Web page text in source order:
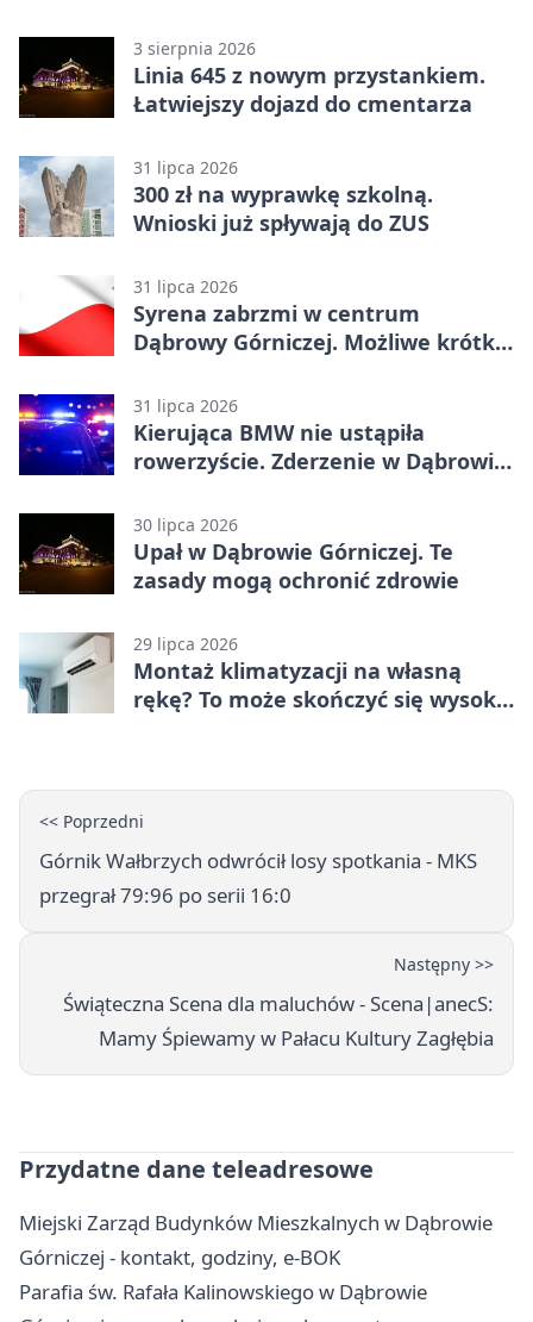
3 sierpnia 2026
Linia 645 z nowym przystankiem.
Łatwiejszy dojazd do cmentarza
31 lipca 2026
300 zł na wyprawkę szkolną.
Wnioski już spływają do ZUS
31 lipca 2026
Syrena zabrzmi w centrum
Dąbrowy Górniczej. Możliwe krótkie
31 lipca 2026
Kierująca BMW nie ustąpiła
rowerzyście. Zderzenie w Dąbrowie
30 lipca 2026
Upał w Dąbrowie Górniczej. Te
zasady mogą ochronić zdrowie
29 lipca 2026
Montaż klimatyzacji na własną
rękę? To może skończyć się wysoką
<< Poprzedni
Górnik Wałbrzych odwrócił losy spotkania - MKS
przegrał 79:96 po serii 16:0
Następny >>
Świąteczna Scena dla maluchów - Scena|anecS:
Mamy Śpiewamy w Pałacu Kultury Zagłębia
Przydatne dane teleadresowe
Miejski Zarząd Budynków Mieszkalnych w Dąbrowie
Górniczej - kontakt, godziny, e-BOK
Parafia św. Rafała Kalinowskiego w Dąbrowie